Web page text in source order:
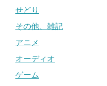
せどり
その他、雑記
アニメ
オーディオ
ゲーム